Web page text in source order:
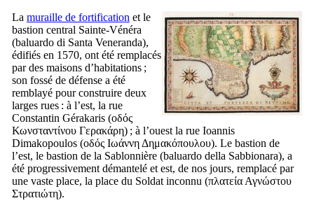
La muraille de fortification et le
bastion central Sainte-Vénéra
(baluardo di Santa Veneranda),
édifiés en 1570, ont été remplacés
par des maisons d’habitations ;
son fossé de défense a été
remblayé pour construire deux
larges rues : à l’est, la rue
Constantin Gérakaris (οδός
Κωνσταντίνου Γερακάρη) ; à l’ouest la rue Ioannis
Dimakopoulos (οδός Ιωάννη Δημακόπουλου). Le bastion de
l’est, le bastion de la Sablonnière (baluardo della Sabbionara), a
été progressivement démantelé et est, de nos jours, remplacé par
une vaste place, la place du Soldat inconnu (πλατεία Αγνώστου
Στρατιώτη).